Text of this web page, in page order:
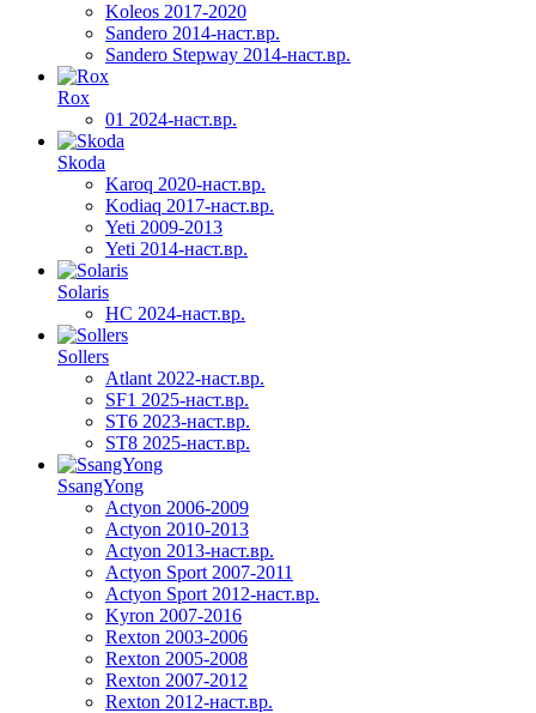
Koleos 2017-2020
Sandero 2014-наст.вр.
Sandero Stepway 2014-наст.вр.
Rox
01 2024-наст.вр.
Skoda
Karoq 2020-наст.вр.
Kodiaq 2017-наст.вр.
Yeti 2009-2013
Yeti 2014-наст.вр.
Solaris
HC 2024-наст.вр.
Sollers
Atlant 2022-наст.вр.
SF1 2025-наст.вр.
ST6 2023-наст.вр.
ST8 2025-наст.вр.
SsangYong
Actyon 2006-2009
Actyon 2010-2013
Actyon 2013-наст.вр.
Actyon Sport 2007-2011
Actyon Sport 2012-наст.вр.
Kyron 2007-2016
Rexton 2003-2006
Rexton 2005-2008
Rexton 2007-2012
Rexton 2012-наст.вр.